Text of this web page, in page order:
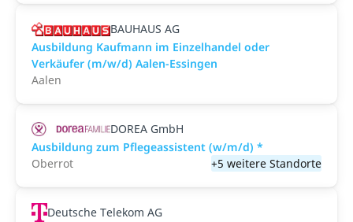
BAUHAUS AG
Ausbildung Kaufmann im Einzelhandel oder
Verkäufer (m/w/d) Aalen-Essingen
Aalen
DOREA GmbH
Ausbildung zum Pflegeassistent (w/m/d) *
Oberrot
+5 weitere Standorte
Deutsche Telekom AG